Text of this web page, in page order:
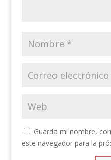
Guarda mi nombre,
este navegador para la